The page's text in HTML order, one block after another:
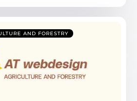
AND FORESTRY